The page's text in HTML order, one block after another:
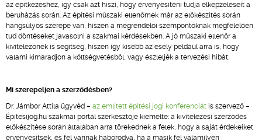
az építkezéshez, így csak azt hiszi, hogy érvényesíteni tudja elképzeléseit a
beruházás során. Az építési műszaki ellenőrnek már az előkészítés során
hangsúlyos szerepe van, hiszen a megrendelői szempontoknak megfelelően
tud döntéseket javasolni a szakmai kérdésekben. A jó műszaki ellenőr a
kivitelezőnek is segítség, hiszen így kisebb az esély például arra is, hogy
valami kimaradjon a költségvetésből, vagy észleljék a tervezési hibát.
Mi szerepeljen a szerződésben?
Dr. Jámbor Attila ügyvéd – az említett építési jogi konferenciát is szervező –
Építésijog.hu szakmai portál szerkesztője kiemelte: a kivitelezési szerződés
előkészítése során általában arra törekednek a felek, hogy a saját érdekeiket
érvényesítsék, és fel vannak háborodva, ha a másik fél valamilyen